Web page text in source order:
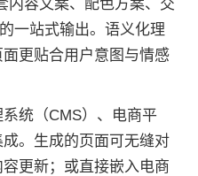
内容文案、配色方案、交
一站式输出。语义化理
更贴合用户意图与情感
统（CMS）、电商平
。生成的页面可无缝对
更新；或直接嵌入电商